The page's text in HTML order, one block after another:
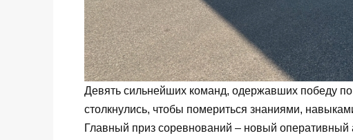
Девять сильнейших команд, одержавших победу
столкнулись, чтобы помериться знаниями,
Главный приз соревнований – новый оперативный